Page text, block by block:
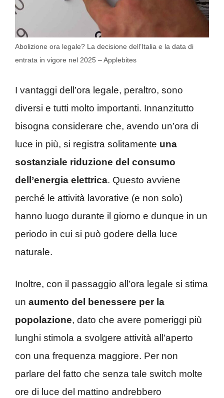
Abolizione ora legale? La decisione dell’Italia e la data di
entrata in vigore nel 2025 – Applebites
I vantaggi dell’ora legale, peraltro, sono
diversi e tutti molto importanti. Innanzitutto
bisogna considerare che, avendo un’ora di
luce in più, si registra solitamente una
sostanziale riduzione del consumo
dell’energia elettrica. Questo avviene
perché le attività lavorative (e non solo)
hanno luogo durante il giorno e dunque in un
periodo in cui si può godere della luce
naturale.
Inoltre, con il passaggio all’ora legale si stima
un aumento del benessere per la
popolazione, dato che avere pomeriggi più
lunghi stimola a svolgere attività all’aperto
con una frequenza maggiore. Per non
parlare del fatto che senza tale switch molte
ore di luce del mattino andrebbero